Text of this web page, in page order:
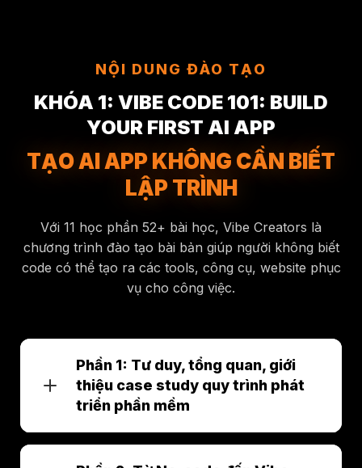
NỘI DUNG ĐÀO TẠO
KHÓA 1: VIBE CODE 101: BUILD
YOUR FIRST AI APP
TẠO AI APP KHÔNG CẦN BIẾT
LẬP TRÌNH
Với 11 học phần 52+ bài học, Vibe Creators là
chương trình đào tạo bài bản giúp người không biết
code có thể tạo ra các tools, công cụ, website phục
vụ cho công việc.
Phần 1: Tư duy, tổng quan, giới
thiệu case study quy trình phát
triển phần mềm